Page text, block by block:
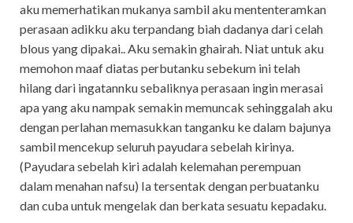
aku memerhatikan mukanya sambil aku mententeramkan
perasaan adikku aku terpandang biah dadanya dari celah
blous yang dipakai.. Aku semakin ghairah. Niat untuk aku
memohon maaf diatas perbutanku sebekum ini telah
hilang dari ingatannku sebaliknya perasaan ingin merasai
apa yang aku nampak semakin memuncak sehinggalah aku
dengan perlahan memasukkan tanganku ke dalam bajunya
sambil mencekup seluruh payudara sebelah kirinya.
(Payudara sebelah kiri adalah kelemahan perempuan
dalam menahan nafsu) Ia tersentak dengan perbuatanku
dan cuba untuk mengelak dan berkata sesuatu kepadaku.